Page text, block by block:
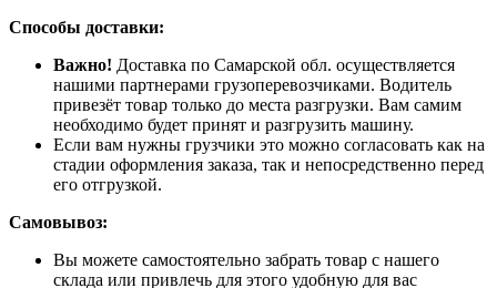
Способы доставки:
Важно! Доставка по Самарской обл. осуществляется
нашими партнерами грузоперевозчиками. Водитель
привезёт товар только до места разгрузки. Вам самим
необходимо будет принят и разгрузить машину.
Если вам нужны грузчики это можно согласовать как на
стадии оформления заказа, так и непосредственно перед
его отгрузкой.
Самовывоз:
Вы можете самостоятельно забрать товар с нашего
склада или привлечь для этого удобную для вас